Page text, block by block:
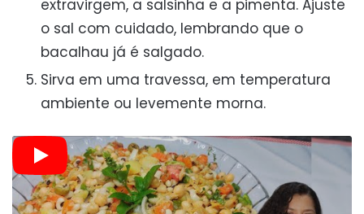
extravirgem, a salsinha e a pimenta. Ajuste
o sal com cuidado, lembrando que o
bacalhau já é salgado.
Sirva em uma travessa, em temperatura
ambiente ou levemente morna.